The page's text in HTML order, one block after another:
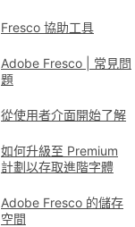
Fresco 協助工具
Adobe Fresco | 常見問
題
從使用者介面開始了解
如何升級至 Premium
計劃以存取進階字體
Adobe Fresco 的儲存
空間